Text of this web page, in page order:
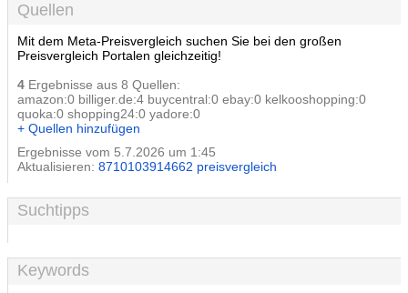
Quellen
Mit dem Meta-Preisvergleich suchen Sie bei den großen
Preisvergleich Portalen gleichzeitig!
4 Ergebnisse aus 8 Quellen:
amazon:0 billiger.de:4 buycentral:0 ebay:0 kelkooshopping:0
quoka:0 shopping24:0 yadore:0
+ Quellen hinzufügen
Ergebnisse vom 5.7.2026 um 1:45
Aktualisieren: 8710103914662 preisvergleich
Suchtipps
Keywords